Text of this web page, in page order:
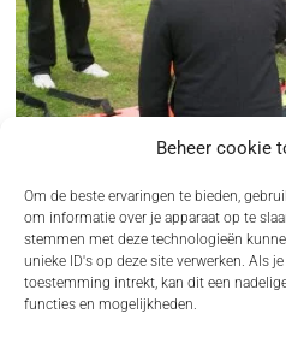
Beheer cookie
Om de beste ervaringen te bieden,
om informatie over je apparaat op te
stemmen met deze technologieën
unieke ID's op deze site verwerken. Als
toestemming intrekt, kan dit een
functies en mogelijkheden.
BHV CURSUS REGELEN ALS
Een incident op de werkvloer komt nooit